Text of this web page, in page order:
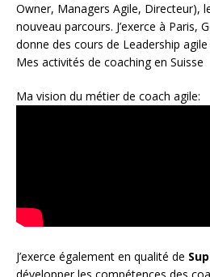
Owner, Managers Agile, Directeur),
nouveau parcours. J’exerce à Paris,
donne des cours de Leadership agile
Mes activités de coaching en Suisse
Ma vision du métier de coach agile:
J’exerce également en qualité de